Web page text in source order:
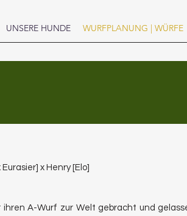
UNSERE HUNDE WURFPLANUNG | WÜRFE
x Henry [Elo]
ihren A-Wurf zur Welt gebracht und